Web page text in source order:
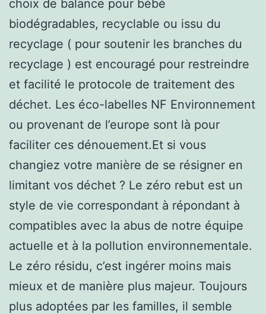
choix de balance pour bébé
biodégradables, recyclable ou issu du
recyclage ( pour soutenir les branches du
recyclage ) est encouragé pour restreindre
et facilité le protocole de traitement des
déchet. Les éco-labelles NF Environnement
ou provenant de l’europe sont là pour
faciliter ces dénouement.Et si vous
changiez votre manière de se résigner en
limitant vos déchet ? Le zéro rebut est un
style de vie correspondant à répondant à
compatibles avec la abus de notre équipe
actuelle et à la pollution environnementale.
Le zéro résidu, c’est ingérer moins mais
mieux et de manière plus majeur. Toujours
plus adoptées par les familles, il semble